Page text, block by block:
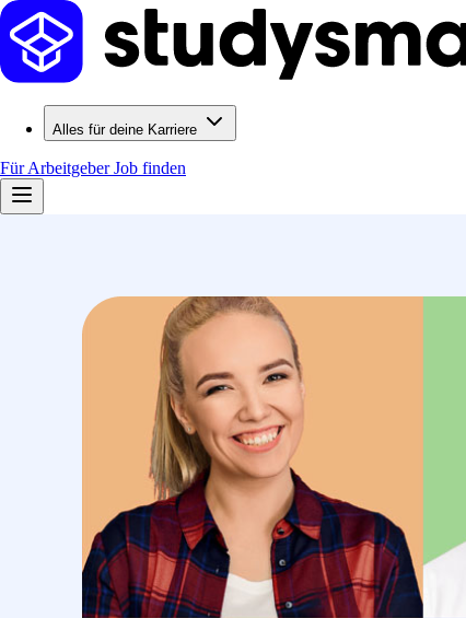
Alles für deine Karriere
Für ArbeitgeberJob finden